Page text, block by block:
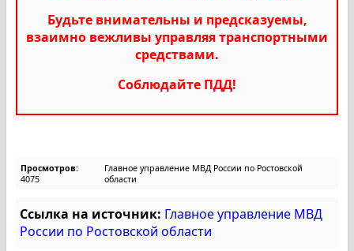
Будьте внимательны и предсказуемы,
взаимно вежливы управляя транспортными
средствами.
Соблюдайте ПДД!
Просмотров:
4075
Главное управление МВД России по Ростовской
области
Ссылка на источник: Главное управление МВД
России по Ростовской области